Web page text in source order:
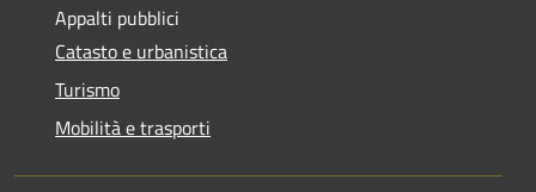
Appalti pubblici
Catasto e urbanistica
Turismo
Mobilità e trasporti